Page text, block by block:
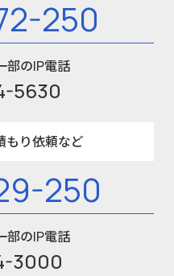
250
部のIP電話
5630
もり依頼など
250
部のIP電話
3000